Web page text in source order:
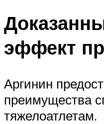
эффект
Аргинин
преимущества
тяжелоатлетам.